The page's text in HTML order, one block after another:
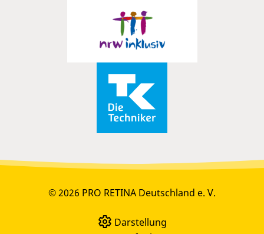
© 2026 PRO RETINA Deutschland e. V.
Darstellung